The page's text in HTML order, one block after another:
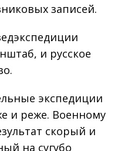
записей.
и русское
экспедиции
и реже. Военному
скорый и
на сугубо